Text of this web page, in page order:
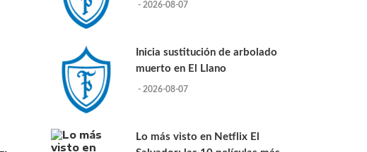
- 2026-08-07
Inicia sustitución de arbolado
muerto en El Llano
- 2026-08-07
Lo más visto en Netflix El